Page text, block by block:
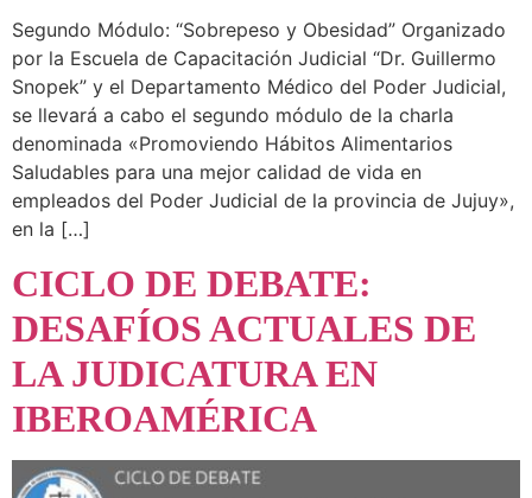
Segundo Módulo: “Sobrepeso y Obesidad” Organizado
por la Escuela de Capacitación Judicial “Dr. Guillermo
Snopek” y el Departamento Médico del Poder Judicial,
se llevará a cabo el segundo módulo de la charla
denominada «Promoviendo Hábitos Alimentarios
Saludables para una mejor calidad de vida en
empleados del Poder Judicial de la provincia de Jujuy»,
en la […]
CICLO DE DEBATE:
DESAFÍOS ACTUALES DE
LA JUDICATURA EN
IBEROAMÉRICA